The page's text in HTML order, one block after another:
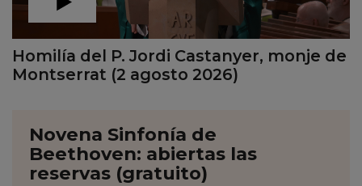
Homilía del P. Jordi Castanyer, monje de
Montserrat (2 agosto 2026)
Novena Sinfonía de
Beethoven: abiertas las
reservas (gratuito)